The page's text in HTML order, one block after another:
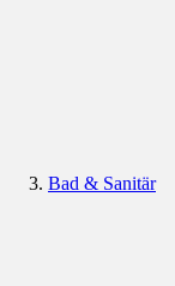
Bad & Sanitär